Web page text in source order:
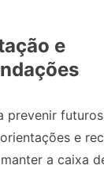
e
prevenir
e
a caixa